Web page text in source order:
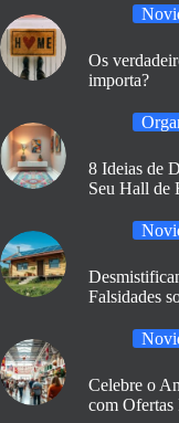
Os
importa?
8 Ideias de
Seu Hall de
Falsidades
Celebre o
com